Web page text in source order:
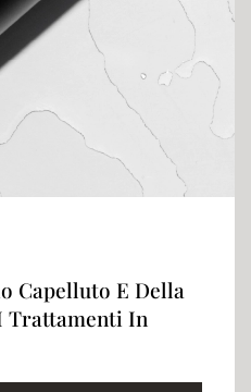
Capelluto E Della
Trattamenti In